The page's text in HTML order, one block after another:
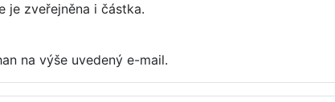
je zveřejněna i částka.
na výše uvedený e-mail.